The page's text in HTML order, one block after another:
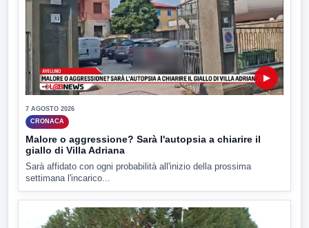
▶
7 AGOSTO 2026
CRONACA
Malore o aggressione? Sarà l'autopsia a chiarire il
giallo di Villa Adriana
Sarà affidato con ogni probabilità all'inizio della prossima
settimana l'incarico...